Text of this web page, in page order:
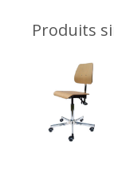
Produits